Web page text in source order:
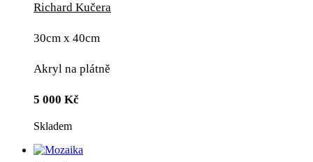
Richard Kučera
30cm x 40cm
Akryl na plátně
5 000 Kč
Skladem